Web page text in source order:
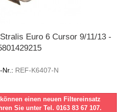
Euro 6 Cursor 9/11/13 -
Nr.: REF-K6407-N
einen neuen Filtereinsatz
Sie unter Tel. 0163 83 67 107.